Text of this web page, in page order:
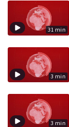
31 min
3 min
3 min